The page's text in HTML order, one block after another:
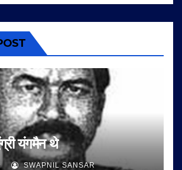
यंगमैन थे
SWAPNIL SANSAR